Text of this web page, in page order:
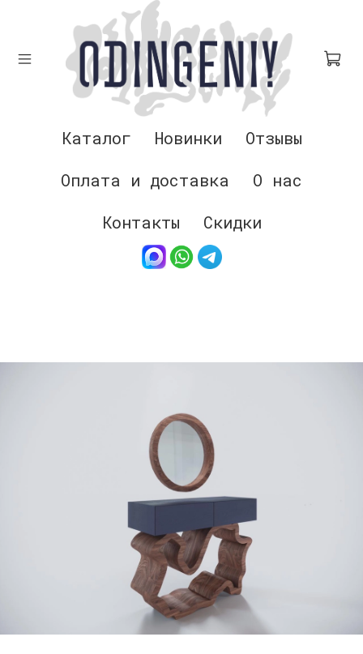
Каталог Новинки
Отзывы
Оплата и доставка
О нас
Контакты
Скидки